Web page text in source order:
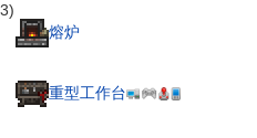
熔炉
重型工作台